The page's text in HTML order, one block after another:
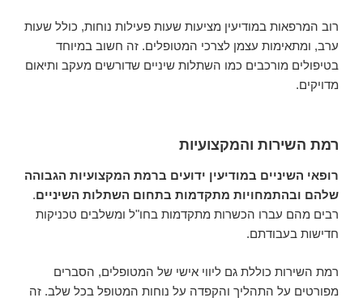
רוב המרפאות במודיעין מציעות שעות פעילות נוחות, כולל שעות
ערב, ומתאימות עצמן לצרכי המטופלים. זה חשוב במיוחד
בטיפולים מורכבים כמו השתלות שיניים שדורשים מעקב ותיאום
מדויקים.
רמת השירות והמקצועיות
רופאי השיניים במודיעין ידועים ברמת המקצועיות הגבוהה
שלהם ובהתמחויות מתקדמות בתחום השתלות השיניים.
רבים מהם עברו הכשרות מתקדמות בחו"ל ומשלבים טכניקות
חדישות בעבודתם.
רמת השירות כוללת גם ליווי אישי של המטופלים, הסברים
מפורטים על התהליך והקפדה על נוחות המטופל בכל שלב. זה